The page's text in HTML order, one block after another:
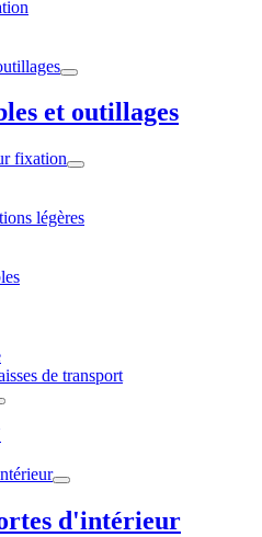
et outillages
fixation
légères
de transport
d'intérieur